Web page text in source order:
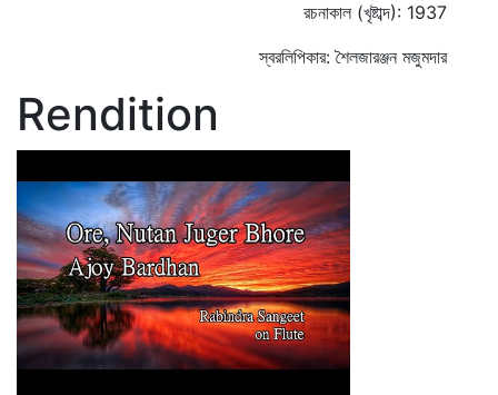
রচনাকাল (খৃষ্টাব্দ): 1937
স্বরলিপিকার: শৈলজারঞ্জন মজুমদার
Rendition